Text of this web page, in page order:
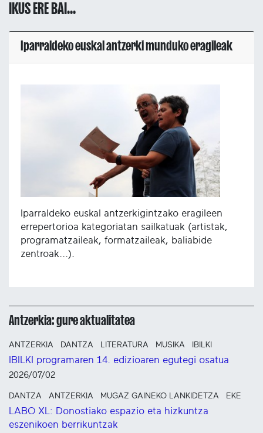
IKUS ERE BAI...
Iparraldeko euskal antzerki munduko eragileak
Iparraldeko euskal antzerkigintzako eragileen
errepertorioa kategoriatan sailkatuak (artistak,
programatzaileak, formatzaileak, baliabide
zentroak...).
Antzerkia: gure aktualitatea
ANTZERKIA DANTZA LITERATURA MUSIKA IBILKI
IBILKI programaren 14. edizioaren egutegi osatua
2026/07/02
DANTZA ANTZERKIA MUGAZ GAINEKO LANKIDETZA EKE
LABO XL: Donostiako espazio eta hizkuntza
eszenikoen berrikuntzak